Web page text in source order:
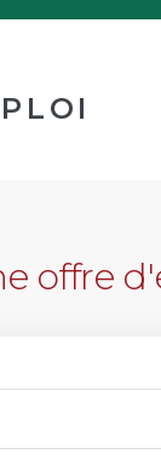
offre